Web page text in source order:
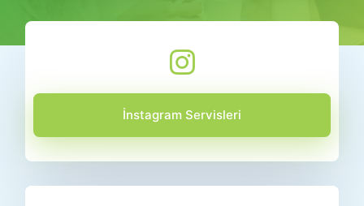
İnstagram Servisleri